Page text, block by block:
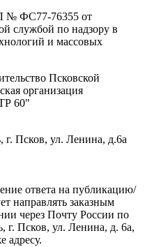
№ ФС77-76355 от
службой по надзору в
и массовых
Псковской
организация
60"
г. Псков, ул. Ленина, д.6а
ответа на публикацию/
направлять заказным
через Почту России по
г. Псков, ул. Ленина, д. 6а,
адресу.